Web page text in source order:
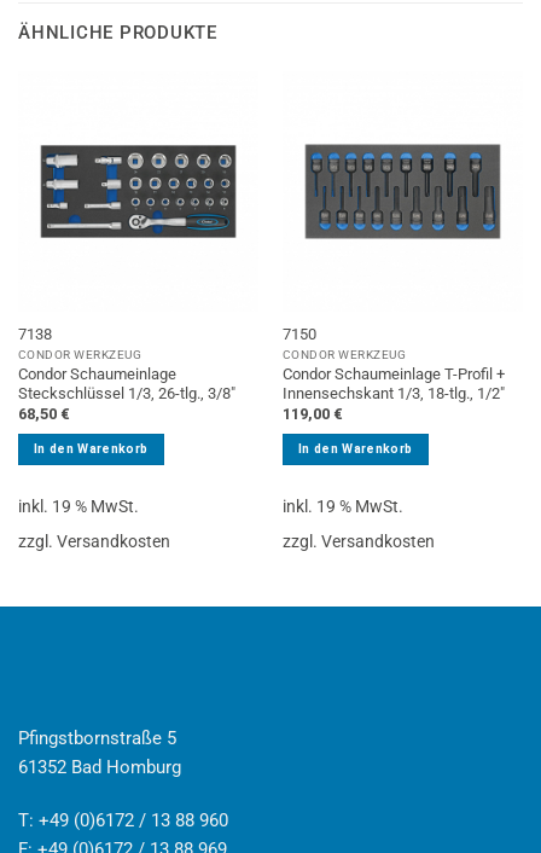
ÄHNLICHE PRODUKTE
7138
CONDOR WERKZEUG
Condor Schaumeinlage
Steckschlüssel 1/3, 26-tlg., 3/8″
68,50 €
In den Warenkorb
inkl. 19 % MwSt.
zzgl. Versandkosten
7150
CONDOR WERKZEUG
Condor Schaumeinlage T-Profil +
Innensechskant 1/3, 18-tlg., 1/2″
119,00 €
In den Warenkorb
inkl. 19 % MwSt.
zzgl. Versandkosten
Pfingstbornstraße 5
61352 Bad Homburg
T: +49 (0)6172 / 13 88 960